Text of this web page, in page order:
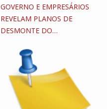
GOVERNO E EMPRESÁRIOS
REVELAM PLANOS DE
DESMONTE DO…